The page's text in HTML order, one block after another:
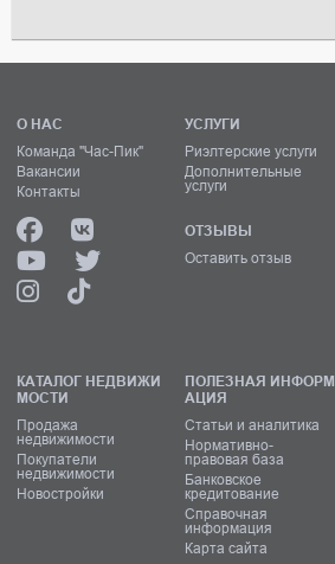
О НАС
Команда "Час-Пик"
Вакансии
Контакты
УСЛУГИ
Риэлтерские услуги
Дополнительные
услуги
ОТЗЫВЫ
Оставить отзыв
КАТАЛОГ НЕДВИЖИ
МОСТИ
Продажа
недвижимости
Покупатели
недвижимости
Новостройки
ПОЛЕЗНАЯ ИНФОРМ
АЦИЯ
Статьи и аналитика
Нормативно-
правовая база
Банковское
кредитование
Справочная
информация
Карта сайта